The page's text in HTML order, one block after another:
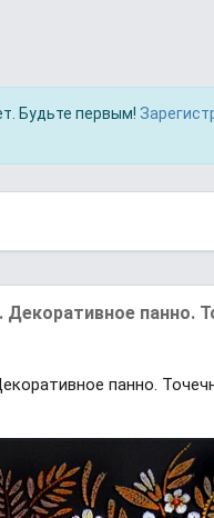
Будьте первым!
панно.
панно.